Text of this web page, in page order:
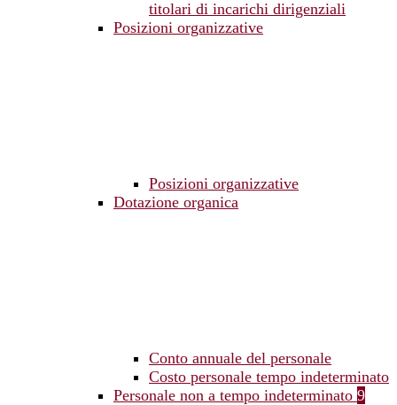
titolari di incarichi dirigenziali
Posizioni organizzative
Posizioni organizzative
Dotazione organica
Conto annuale del personale
Costo personale tempo indeterminato
Personale non a tempo indeterminato 9